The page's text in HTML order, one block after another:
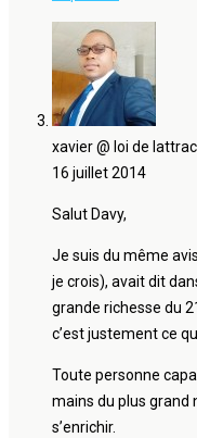
xavier @ loi de
16 juillet 2014
Salut Davy,
Je suis du même
je crois), avait dit
grande richesse du
c’est justement ce
Toute personne
mains du plus grand
s’enrichir.